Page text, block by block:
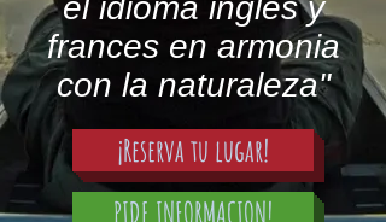
el idioma ingles y
frances en armonia
con la naturaleza"
¡Reserva tu lugar!
PIDE INFORMACION!